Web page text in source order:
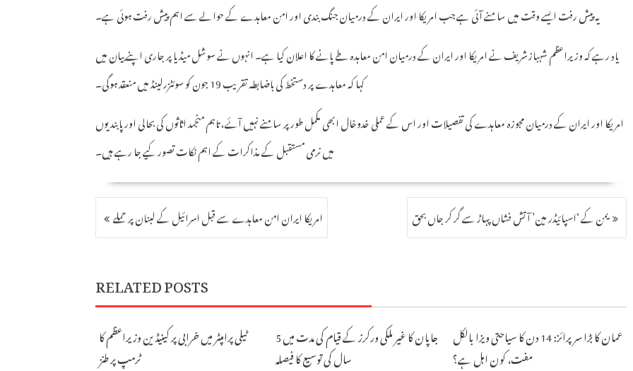
یہ پیش رفت ایسے وقت میں سامنے آئی ہے جب امریکا اور ایران کے درمیان جنگ بندی اور امن معاہدے کے حوالے سے اہم پیش رفت ہوئی ہے۔
یاد رہے کہ وزیراعظم شہباز شریف نے امریکا اور ایران کے درمیان امن معاہدہ طے پانے کا اعلان کیا ہے۔ انہوں نے سوشل میڈیا پر جاری اپنے بیان میں
کہا کہ معاہدے پر دستخط کی باضابطہ تقریب 19 جون کو سوئٹزرلینڈ میں منعقد ہوگی۔
امریکا اور ایران کے درمیان مجوزہ معاہدے کی تفصیلات اور اس کے عملی خدوخال ابھی مکمل طور پر سامنے نہیں آئے، تاہم منجمد اثاثوں کی بحالی اور پابندیوں
میں نرمی مستقبل کے مذاکرات کے اہم نکات تصور کیے جا رہے ہیں۔
POST
NAVIGATION
امریکا ایران امن معاہدے سے قبل اسرائیل کے لبنان پر حملے یمن کے ‘اسپائیڈر مین’ آتش فشاں پہاڑ سے گر کر جاں بحق
RELATED POSTS
ٹیلی پرامپٹر میں خرابی پر کینیڈین وزیراعظم کا
ٹرمپ پر طنز
جاپان کا غیر ملکی ورکرز کے قیام کی مدت میں 5
سال کی توسیع کا فیصلہ
عمان کا بڑا سرپرائز: 14 دن کا سیاحتی ویزا بالکل
مفت، کون اہل ہے؟